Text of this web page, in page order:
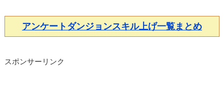
アンケートダンジョンスキル上げ一覧まとめ
スポンサーリンク